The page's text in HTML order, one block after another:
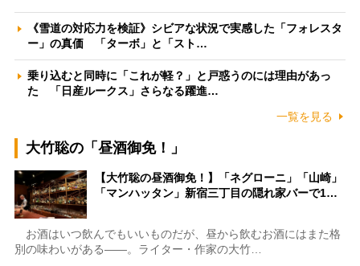
《雪道の対応力を検証》シビアな状況で実感した「フォレスタ
ー」の真価 「ターボ」と「スト…
乗り込むと同時に「これが軽？」と戸惑うのには理由があっ
た 「日産ルークス」さらなる躍進…
一覧を見る
大竹聡の「昼酒御免！」
【大竹聡の昼酒御免！】「ネグローニ」「山崎」
「マンハッタン」新宿三丁目の隠れ家バーで1…
お酒はいつ飲んでもいいものだが、昼から飲むお酒にはまた格
別の味わいがある――。ライター・作家の大竹…